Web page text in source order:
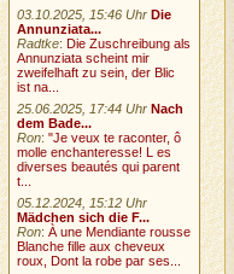
03.10.2025, 15:46 Uhr Die
Annunziata...
Radtke: Die Zuschreibung als
Annunziata scheint mir
zweifelhaft zu sein, der Blic
ist na...
25.06.2025, 17:44 Uhr Nach
dem Bade...
Ron:"Je veux te raconter, ô
molle enchanteresse! L es
diverses beautés qui parent
t...
05.12.2024, 15:12 Uhr
Mädchen sich die F...
Ron:À une Mendiante rousse
Blanche fille aux cheveux
roux, Dont la robe par ses...